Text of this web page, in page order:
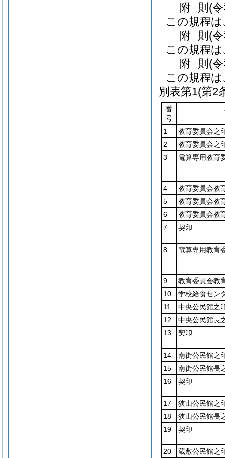
附 則 (
この規程
附 則 (
この規程
附 則 (
この規程
別表第1(第2
番
号
1
教育委員会之
2
教育委員会之
3
電算専用教育
4
教育委員会教
5
教育委員会教
6
教育委員会教
7
契印
8 電算専用教育
9
教育委員会教
10
学校給食セン
11
中央公民館之
12
中央公民館長
13
契印
14
南街公民館之
15
南街公民館長
16
契印
17
狭山公民館之
18
狭山公民館長
19
契印
20
蔵敷公民館之